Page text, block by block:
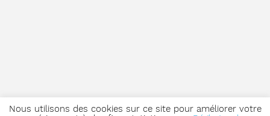
Nous utilisons des cookies sur ce site pour améliorer votre